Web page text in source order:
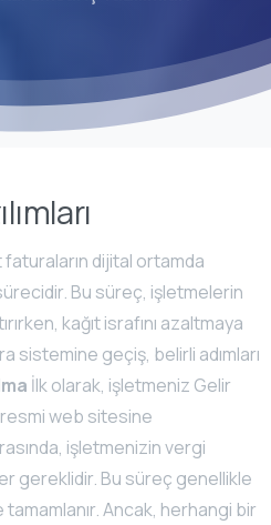
faturaların dijital ortamda
Bu süreç, işletmelerin
kağıt israfını azaltmaya
sistemine geçiş, belirli adımları
İlk olarak, işletmeniz Gelir
resmi web sitesine
işletmenizin vergi
gereklidir. Bu süreç genellikle
tamamlanır. Ancak, herhangi bir